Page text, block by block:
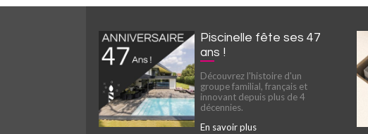
Piscinelle fête ses 47
ans !
Découvrez l'histoire d'un
groupe familial, français et
innovant depuis plus de 4
décennies.
En savoir plus